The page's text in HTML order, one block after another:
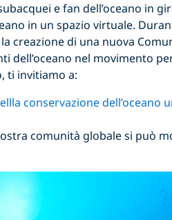
e fan dell’oceano in
in un spazio virtuale.
creazione di una nuova
dell’oceano nel movimento
ti invitiamo a:
conservazione dell’oceano
comunità globale si può